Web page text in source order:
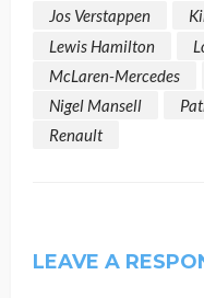
Jos Verstappen
Lewis Hamilton
McLaren-Mercedes
Nigel Mansell
Renault
LEAVE A